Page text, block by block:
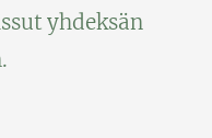
yhdeksän